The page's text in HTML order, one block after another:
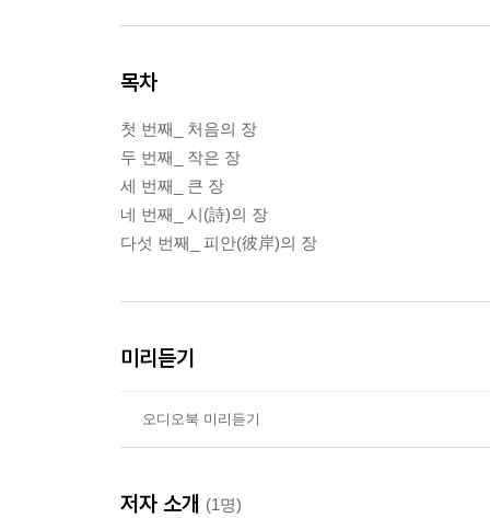
목차
첫 번째_ 처음의 장
두 번째_ 작은 장
세 번째_ 큰 장
네 번째_ 시(詩)의 장
다섯 번째_ 피안(彼岸)의 장
미리듣기
오디오북 미리듣기
저자 소개 (1명)